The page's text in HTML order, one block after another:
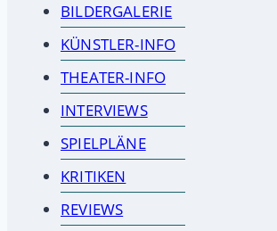
BILDERGALERIE
KÜNSTLER-INFO
THEATER-INFO
INTERVIEWS
SPIELPLÄNE
KRITIKEN
REVIEWS